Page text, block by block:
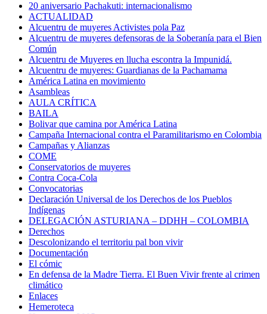
20 aniversario Pachakuti: internacionalismo
ACTUALIDAD
Alcuentru de muyeres Activistes pola Paz
Alcuentru de muyeres defensoras de la Soberanía para el Bien
Común
Alcuentru de Muyeres en llucha escontra la Impunidá.
Alcuentru de muyeres: Guardianas de la Pachamama
América Latina en movimiento
Asambleas
AULA CRÍTICA
BAILA
Bolivar que camina por América Latina
Campaña Internacional contra el Paramilitarismo en Colombia
Campañas y Alianzas
COME
Conservatorios de muyeres
Contra Coca-Cola
Convocatorias
Declaración Universal de los Derechos de los Pueblos
Indígenas
DELEGACIÓN ASTURIANA – DDHH – COLOMBIA
Derechos
Descolonizando el territoriu pal bon vivir
Documentación
El cómic
En defensa de la Madre Tierra. El Buen Vivir frente al crimen
climático
Enlaces
Hemeroteca